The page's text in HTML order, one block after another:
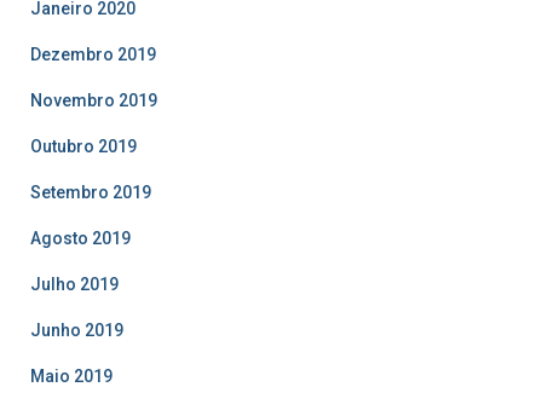
Janeiro 2020
Dezembro 2019
Novembro 2019
Outubro 2019
Setembro 2019
Agosto 2019
Julho 2019
Junho 2019
Maio 2019